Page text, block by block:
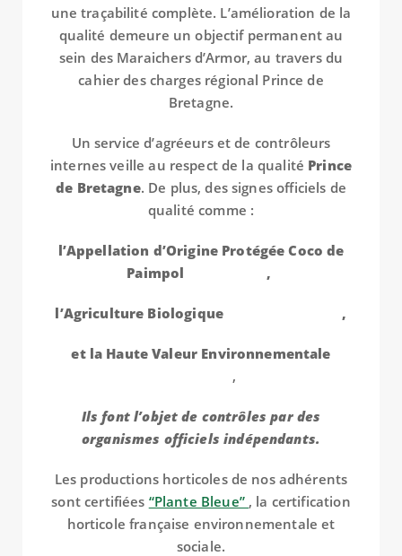
une traçabilité complète. L’amélioration de la
qualité demeure un objectif permanent au
sein des Maraichers d’Armor, au travers du
cahier des charges régional Prince de
Bretagne.
Un service d’agréeurs et de contrôleurs
internes veille au respect de la qualité Prince
de Bretagne. De plus, des signes officiels de
qualité comme :
l’Appellation d’Origine Protégée Coco de
Paimpol
,
l’Agriculture Biologique ,
et la Haute Valeur Environnementale
,
Ils font l’objet de contrôles par des
organismes officiels indépendants.
Les productions horticoles de nos adhérents
sont certifiées “Plante Bleue” , la certification
horticole française environnementale et
sociale.